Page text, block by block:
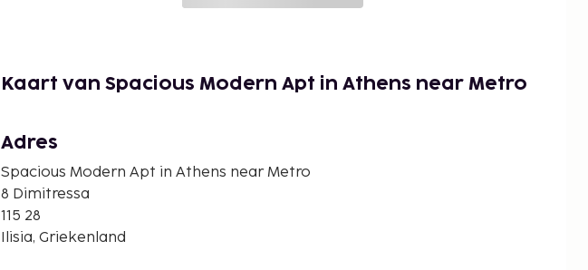
Kaart van Spacious Modern Apt in Athens near Metro
Adres
Spacious Modern Apt in Athens near Metro
8 Dimitressa
115 28
Ilisia, Griekenland